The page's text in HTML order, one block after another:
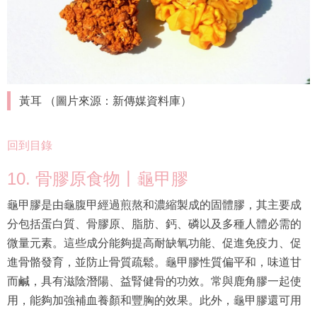
黃耳 （圖片來源：新傳媒資料庫）
回到目錄
10. 骨膠原食物丨龜甲膠
龜甲膠是由龜腹甲經過煎熬和濃縮製成的固體膠，其主要成
分包括蛋白質、骨膠原、脂肪、鈣、磷以及多種人體必需的
微量元素。這些成分能夠提高耐缺氧功能、促進免疫力、促
進骨骼發育，並防止骨質疏鬆。龜甲膠性質偏平和，味道甘
而鹹，具有滋陰潛陽、益腎健骨的功效。常與鹿角膠一起使
用，能夠加強補血養顏和豐胸的效果。此外，龜甲膠還可用